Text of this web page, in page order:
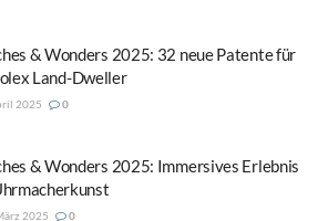
& Wonders 2025: 32 neue Patente für
Land-Dweller
2025 0
& Wonders 2025: Immersives Erlebnis
2025 0